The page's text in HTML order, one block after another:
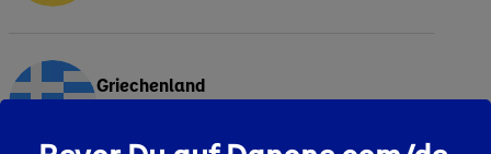
Griechenland